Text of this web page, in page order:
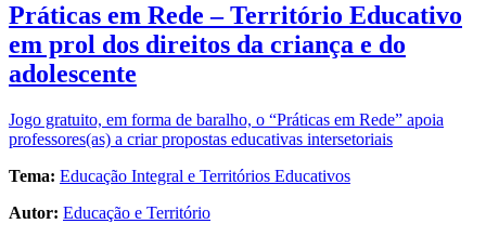
Práticas em Rede – Território Educativo
em prol dos direitos da criança e do
adolescente
Jogo gratuito, em forma de baralho, o “Práticas em Rede” apoia
professores(as) a criar propostas educativas intersetoriais
Tema: Educação Integral e Territórios Educativos
Autor: Educação e Território